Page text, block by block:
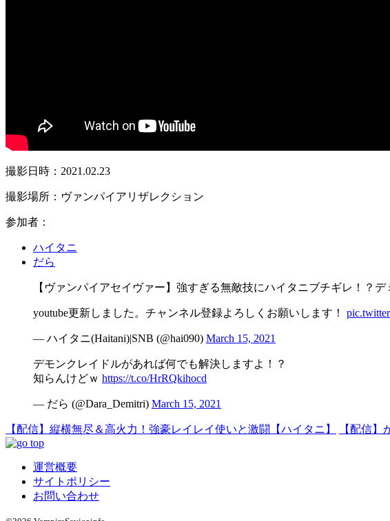
撮影日時：2021.02.23
撮影場所：ヴァンパイアリザレクション
参加者：
ハイタニ
だら
【ヴァンパイアセイヴァー】強すぎる無敵技にハイタニブチギレ！？
youtube更新しました。チャンネル登録よろしくお願いします！
— ハイタニ(Haitani)|SNB (@hai090) March 15, 2021
デモンクレイドルがあれば何でも解決しますよ！？
知らんけどｗ https://t.co/HrRQkihocd
— だら (@Dara_Demitri) March 15, 2021
【配信】縦横無尽＆高火力！強豪レイレイ使いと激闘【ハイタニ】 【配信
運営概要
サイトポリシー
お問い合わせ